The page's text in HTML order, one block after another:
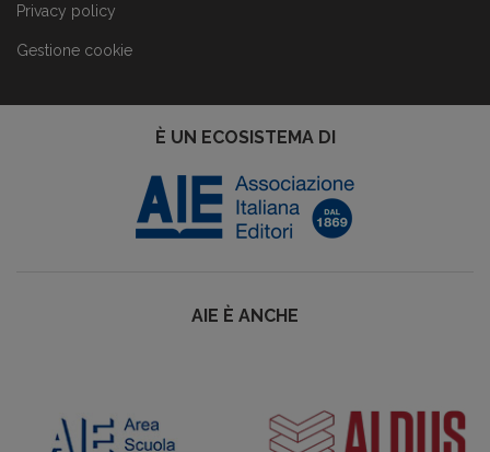
Privacy policy
Gestione cookie
È UN ECOSISTEMA DI
AIE È ANCHE